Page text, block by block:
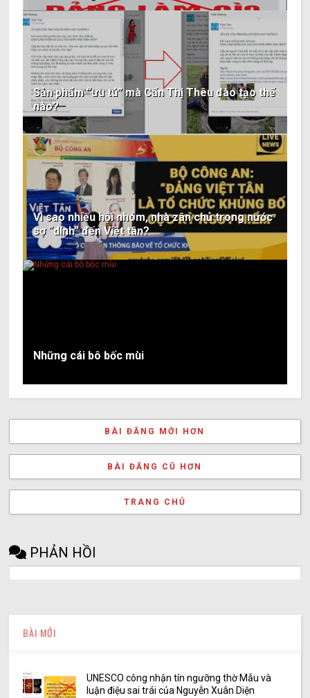
Sản phẩm “ưu tú” mà Cấn Thị Thêu đào tạo thế
nào?
Vì sao nhiều hội nhóm, nhà zân chủ trong nước
sợ “dính” đến Việt tân?
Những cái bô bốc mùi
BÀI ĐĂNG MỚI HƠN
BÀI ĐĂNG CŨ HƠN
TRANG CHỦ
PHẢN HỒI
BÀI MỚI
UNESCO công nhận tín ngưỡng thờ Mẫu và
luận điệu sai trái của Nguyễn Xuân Diện